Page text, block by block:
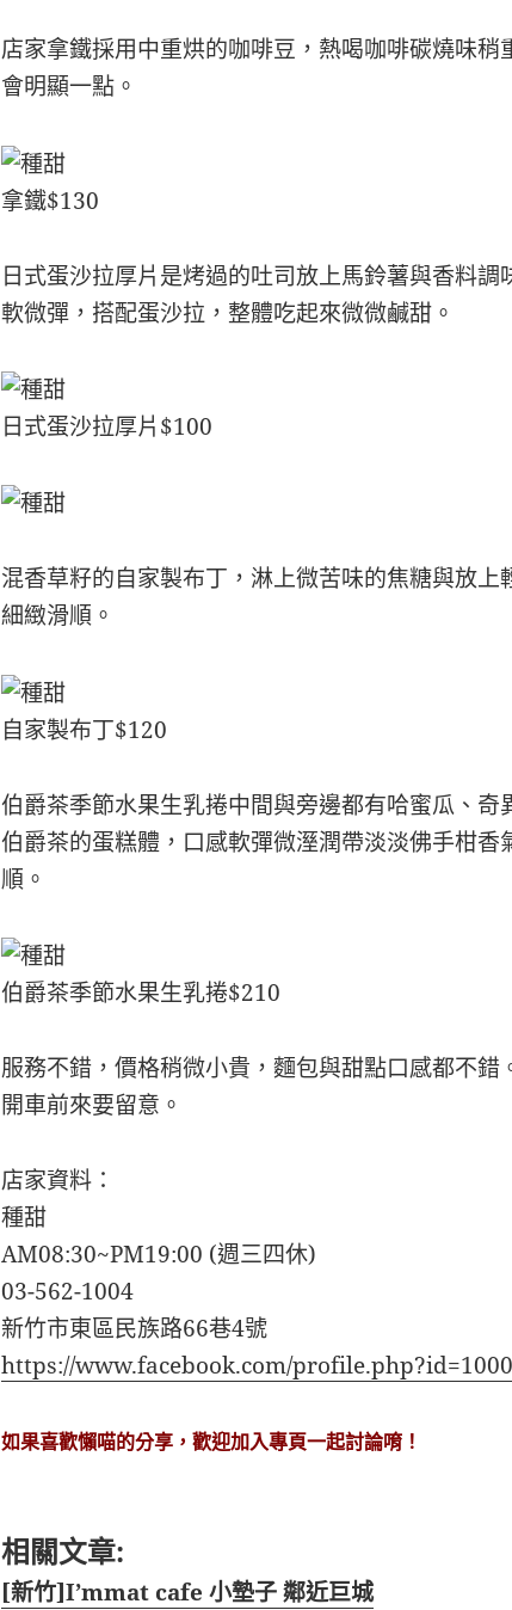
店家拿鐵採用中重烘的咖啡豆，熱喝咖啡碳燒味稍
會明顯一點。
拿鐵$130
日式蛋沙拉厚片是烤過的吐司放上馬鈴薯與香料調
軟微彈，搭配蛋沙拉，整體吃起來微微鹹甜。
日式蛋沙拉厚片$100
混香草籽的自家製布丁，淋上微苦味的焦糖與放上
細緻滑順。
自家製布丁$120
伯爵茶季節水果生乳捲中間與旁邊都有哈蜜瓜、奇
伯爵茶的蛋糕體，口感軟彈微溼潤帶淡淡佛手柑香
順。
伯爵茶季節水果生乳捲$210
服務不錯，價格稍微小貴，麵包與甜點口感都不錯
開車前來要留意。
店家資料：
種甜
AM08:30~PM19:00 (週三四休)
03-562-1004
新竹市東區民族路66巷4號
https://www.facebook.com/
如果喜歡懶喵的分享，歡迎加入專頁一起討論唷！
相關文章:
[新竹]I’mmat cafe 小墊子 鄰近巨城